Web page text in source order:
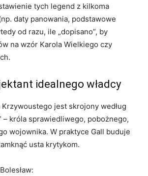
tych legend z kilkoma
daty panowania, podstawowe
od razu, ile „dopisano”, by
na wzór Karola Wielkiego czy
idealnego władcy
Krzywoustego jest skrojony według
– króla sprawiedliwego, pobożnego,
wojownika. W praktyce Gall buduje
usta krytykom.